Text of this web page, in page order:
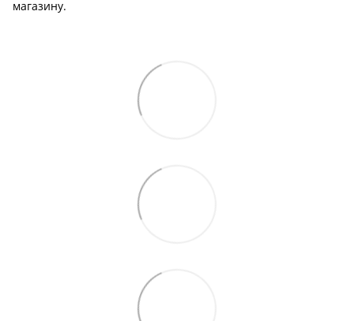
магазину.